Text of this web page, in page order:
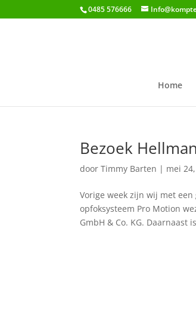
0485 576666
Home
Bezoek
doorTimmy Barten | mei
Vorige week zijn wij met
opfoksysteem Pro Motion
GmbH & Co. KG. Daarnaast